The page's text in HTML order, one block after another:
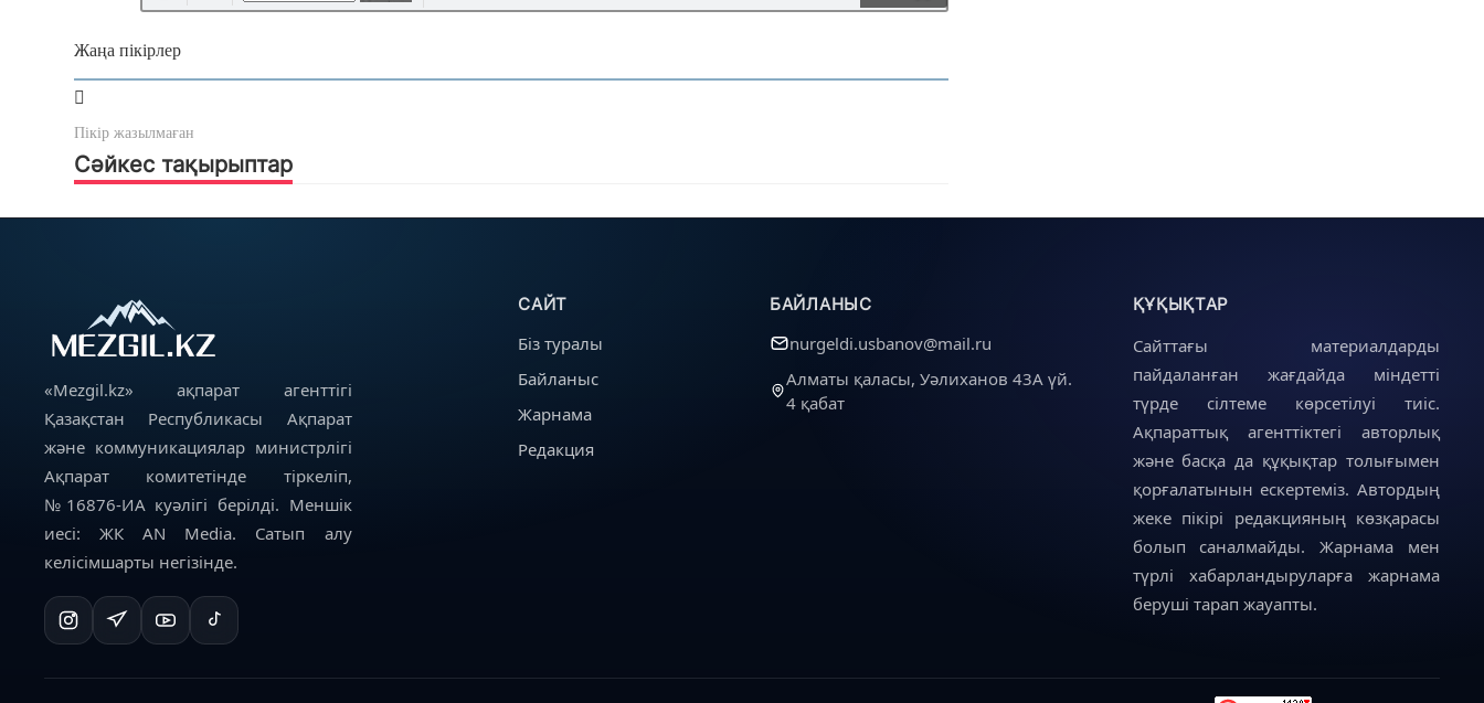
Жаңа пікірлер
Пікір жазылмаған
Сәйкес тақырыптар
«Mezgil.kz» ақпарат агенттігі
Қазақстан Республикасы Ақпарат
және коммуникациялар министрлігі
Ақпарат комитетінде тіркеліп,
№16876-ИА куәлігі берілді. Меншік
иесі: ЖК AN Media. Сатып алу
келісімшарты негізінде.
САЙТ
Біз туралы
Байланыс
Жарнама
Редакция
БАЙЛАНЫС
nurgeldi.usbanov@mail.ru
Алматы қаласы, Уәлиханов 43А үй.
4 қабат
ҚҰҚЫҚТАР
Сайттағы материалдарды
пайдаланған жағдайда міндетті
түрде сілтеме көрсетілуі тиіс.
Ақпараттық агенттіктегі авторлық
және басқа да құқықтар толығымен
қорғалатынын ескертеміз. Автордың
жеке пікірі редакцияның көзқарасы
болып саналмайды. Жарнама мен
түрлі хабарландыруларға жарнама
беруші тарап жауапты.